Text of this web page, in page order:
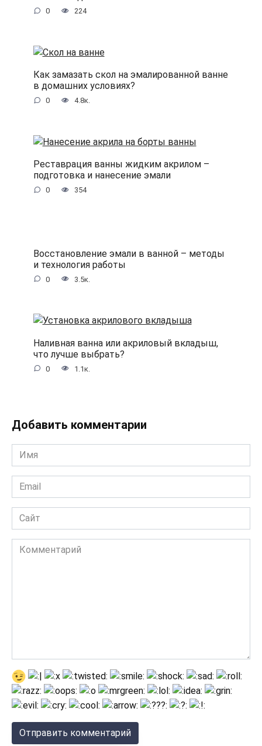
0 224
Как замазать скол на эмалированной ванне
в домашних условиях?
0 4.8к.
Реставрация ванны жидким акрилом –
подготовка и нанесение эмали
0 354
Восстановление эмали в ванной – методы
и технология работы
0 3.5к.
Наливная ванна или акриловый вкладыш,
что лучше выбрать?
0 1.1к.
Добавить комментарии
Имя
*
Email
*
Сайт
Комментарий